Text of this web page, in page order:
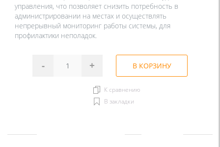
управления, что позволяет снизить потребность в
администрировании на местах и осуществлять
непрерывный мониторинг работы системы, для
профилактики неполадок.
- + В КОРЗИНУ
К сравнению
В закладки